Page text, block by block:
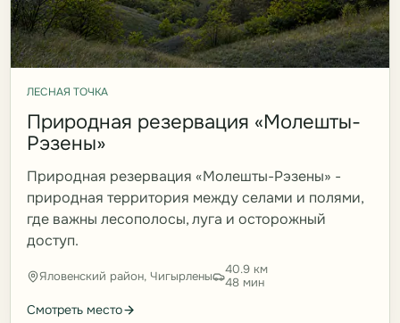
ЛЕСНАЯ ТОЧКА
Природная резервация «Молешты-
Рэзены»
Природная резервация «Молешты-Рэзены» -
природная территория между селами и полями,
где важны лесополосы, луга и осторожный
доступ.
Яловенский район, Чигырлены
40.9 км
48 мин
Смотреть место